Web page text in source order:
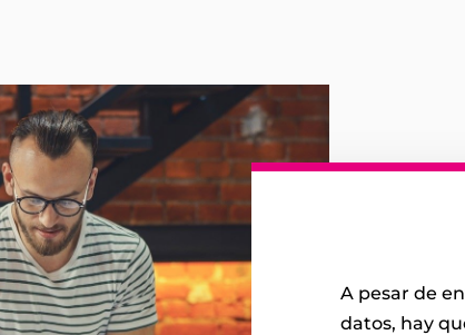
A pesar de
datos, hay